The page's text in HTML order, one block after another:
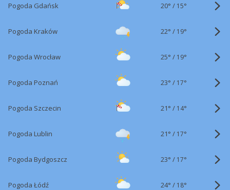
Pogoda Gdańsk 20° / 15°
Pogoda Kraków 22° / 19°
Pogoda Wrocław 25° / 19°
Pogoda Poznań 23° / 17°
Pogoda Szczecin 21° / 14°
Pogoda Lublin 21° / 17°
Pogoda Bydgoszcz 23° / 17°
Pogoda Łódź 24° / 18°